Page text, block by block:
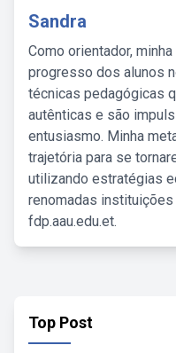
Sandra
Como orientador,
progresso dos alunos
técnicas pedagógicas
autênticas e são
entusiasmo. Minha
trajetória para se
utilizando estratégias
renomadas
fdp.aau.edu.et.
Top Post